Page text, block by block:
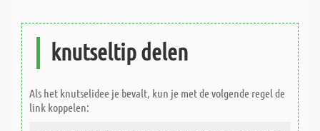
knutseltip delen
Als het knutselidee je bevalt, kun je met de volgende regel de
link koppelen: